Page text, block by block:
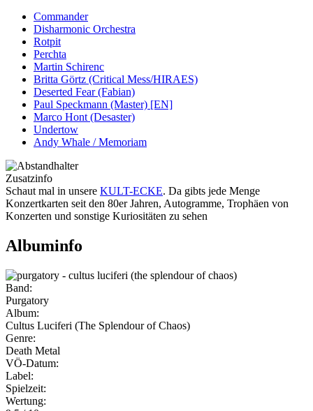
Commander
Disharmonic Orchestra
Rotpit
Perchta
Martin Schirenc
Britta Görtz (Critical Mess/HIRAES)
Deserted Fear (Fabian)
Paul Speckmann (Master) [EN]
Marco Hont (Desaster)
Undertow
Andy Whale / Memoriam
Zusatzinfo
Schaut mal in unsere KULT-ECKE. Da gibts jede Menge
Konzertkarten seit den 80er Jahren, Autogramme, Trophäen von
Konzerten und sonstige Kuriositäten zu sehen
Albuminfo
Band:
Purgatory
Album:
Cultus Luciferi (The Splendour of Chaos)
Genre:
Death Metal
VÖ-Datum:
Label:
Spielzeit:
Wertung: